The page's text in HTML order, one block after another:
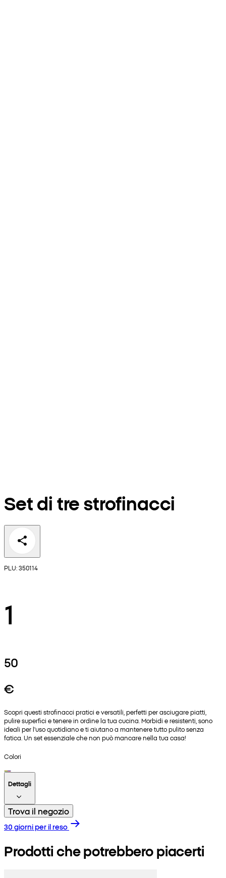
Set di tre strofinacci
PLU: 350114
1
50
€
Scopri questi strofinacci pratici e versatili, perfetti per asciugare piatti,
pulire superfici e tenere in ordine la tua cucina. Morbidi e resistenti, sono
ideali per l'uso quotidiano e ti aiutano a mantenere tutto pulito senza
fatica. Un set essenziale che non può mancare nella tua casa!
Colori
Dettagli
Trova il negozio
30 giorni per il reso
Prodotti che potrebbero piacerti